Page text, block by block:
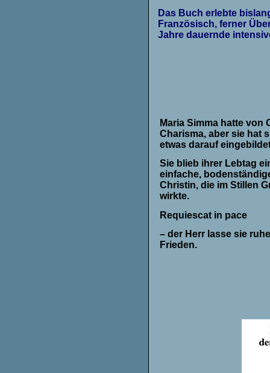
Das Buch erlebte
Französisch, ferner
Jahre dauernde
Maria Simma hatte von
Charisma, aber sie hat
etwas darauf
Sie blieb ihrer Lebtag
einfache,
Christin, die im Stillen
wirkte.
Requiescat in pace
– der Herr lasse sie
Frieden.